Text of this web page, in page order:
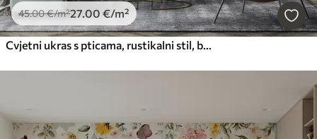
45.00€/m²27.00 €/m²
Cvjetni ukras s pticama, rustikalni stil, botanički, livada, plava pozadina